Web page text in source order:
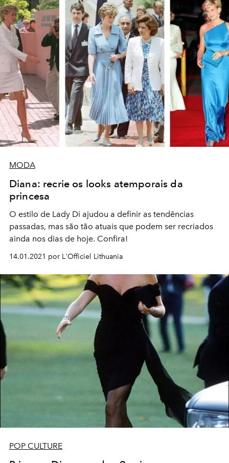
MODA
Diana: recrie os looks atemporais da
princesa
O estilo de Lady Di ajudou a definir as tendências
passadas, mas são tão atuais que podem ser recriados
ainda nos dias de hoje. Confira!
14.01.2021 por L'Officiel Lithuania
POP CULTURE